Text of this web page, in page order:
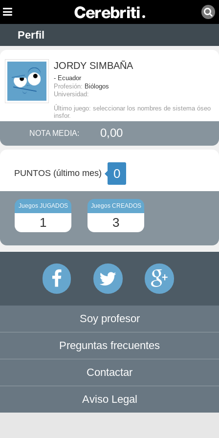
Perfil
JORDY SIMBAÑA
- Ecuador
Profesión: Biólogos
Universidad:
Último juego: seleccionar los nombres de sistema óseo
insfor.
NOTA MEDIA: 0,00
PUNTOS (último mes) 0
Juegos JUGADOS
1
Juegos CREADOS
3
Soy profesor
Preguntas frecuentes
Contactar
Aviso Legal